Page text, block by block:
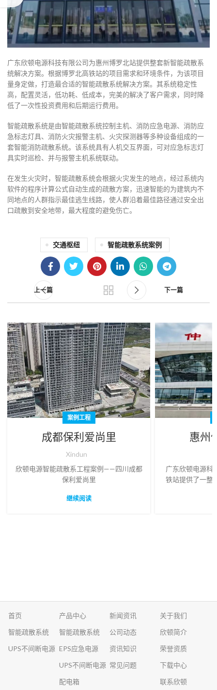
广东欣顿电源科技有限公司为惠州博罗北站提供整套新智能疏散系
统解决方案。根据博罗北高铁站的项目需求和环境条件，为该项目
量身定做，打造最合适的智能疏散系统解决方案。其系统稳定性
高，配置灵活，低功耗、低成本，完美的解决了客户需求，同时降
低了一次性投资费用和后期运行费用。
智能疏散系统是由智能疏散系统控制主机、消防应急电源、消防应
急标志灯具、消防火灾报警主机、火灾探测器等多种设备组成的一
套智能消防疏散系统。该系统具有人机交互界面，可对应急标志灯
具实时巡检、并与报警主机系统联动。
在发生火灾时，智能疏散系统会根据火灾发生的地点，经过系统内
软件的程序计算公式自动生成的疏散方案，迅速智能的为建筑内不
同地点的人群指示最佳逃生线路，使人群沿着最佳路径通过安全出
口疏散到安全地带，最大程度的避免伤亡。
交通枢纽 智能疏散系统案例
上一篇 下一篇
案例工程
成都保利爱尚里
Xindun
欣顿电源智能疏散系工程案例——四川成都
保利爱尚里
继续阅读
9月
惠州
广东欣顿电源科
铁站提供了一整
首页
智能疏散系统
UPS不间断电源
产品中心
智能疏散系统
EPS应急电源
UPS不间断电源
配电箱
新闻资讯
公司动态
资讯知识
常见问题
关于我们
欣顿简介
荣誉资质
下载中心
联系欣顿